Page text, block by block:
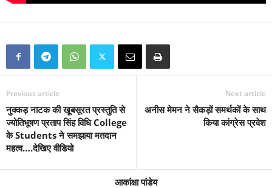
Previous article
नुक्कड़ नाटक की खूबसूरत प्रस्तुति से
ज्योतिभूषण प्रताप सिंह विधि College
के Students ने समझाया मतदान
महत्व….देखिए वीडियो
Next article
अनीस मेमन ने सैकड़ों समर्थकों के साथ
किया कांग्रेस प्रवेश
आकांक्षा पांडेय